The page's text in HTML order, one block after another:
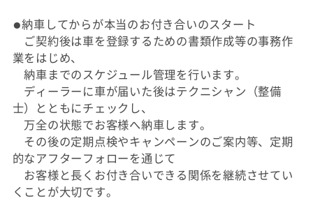
●納車してからが本当のお付き合いのスタート
ご契約後は車を登録するための書類作成等の事務作
業をはじめ、
納車までのスケジュール管理を行います。
ディーラーに車が届いた後はテクニシャン（整備
士）とともにチェックし、
万全の状態でお客様へ納車します。
その後の定期点検やキャンペーンのご案内等、定期
的なアフターフォローを通じて
お客様と長くお付き合いできる関係を継続させてい
くことが大切です。